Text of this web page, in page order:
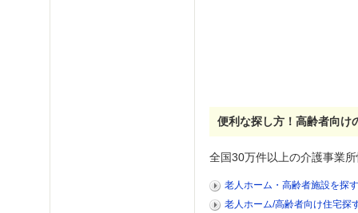
便利な探し方！高齢者向け
全国30万件以上の介護事業
老人ホーム・高齢者施設を探す
老人ホーム/高齢者向け住宅探